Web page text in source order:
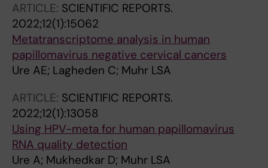
ARTICLE: SCIENTIFIC REPORTS.
2022;12(1):15062
Metatranscriptome analysis in human
papillomavirus negative cervical cancers
Ure AE; Lagheden C; Muhr LSA
ARTICLE: SCIENTIFIC REPORTS.
2022;12(1):13058
Using HPV-meta for human papillomavirus
RNA quality detection
Ure A; Mukhedkar D; Muhr LSA